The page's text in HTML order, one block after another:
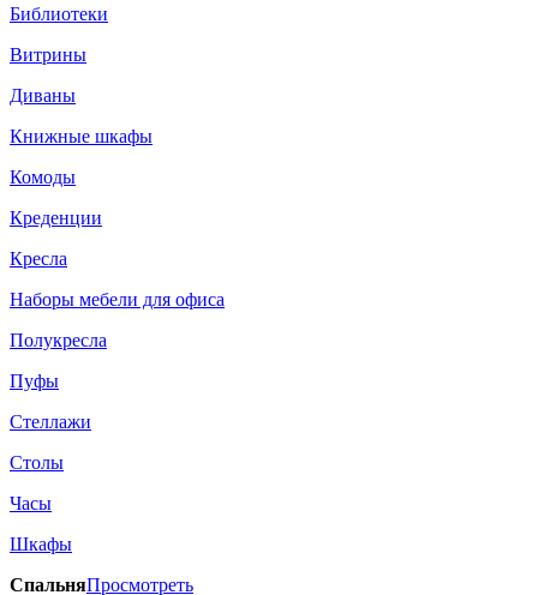
Библиотеки
Витрины
Диваны
Книжные шкафы
Комоды
Креденции
Кресла
Наборы мебели для офиса
Полукресла
Пуфы
Стеллажи
Столы
Часы
Шкафы
СпальняПросмотреть